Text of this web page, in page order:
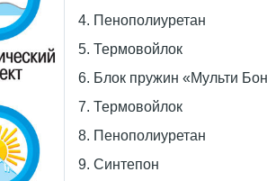
Пенополиуретан
Термовойлок
Блок пружин «Мульти
Термовойлок
Пенополиуретан
Синтепон